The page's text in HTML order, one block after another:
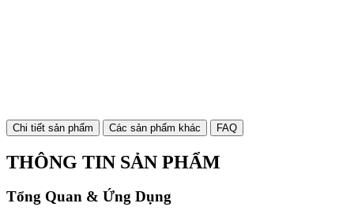
Chi tiết sản phẩm Các sản phẩm khác FAQ
THÔNG TIN SẢN PHẨM
Tổng Quan & Ứng Dụng